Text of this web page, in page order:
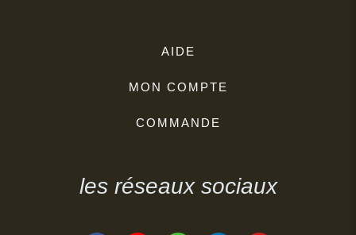
AIDE
MON COMPTE
COMMANDE
les réseaux sociaux